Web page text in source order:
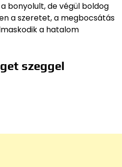
bonyolult, de végül boldog
a szeretet, a megbocsátás
a hatalom
szeggel